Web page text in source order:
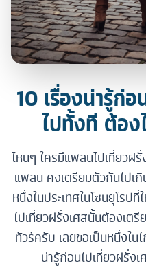
10 เรื่องน่ารู้ก่
ไปทั้งที ต้อง
ไหนๆ ใครมีแพลนไปเที่ยวฝ
แพลน คงเตรียมตัวกันไปเกิ
หนึ่งในประเทศในโซนยุโรป
ไปเที่ยวฝรั่งเศสนั้นต้องเต
ทัวร์ครับ เลยขอเป็นหนึ่งใ
น่ารู้ก่อนไปเที่ยวฝรั่ง